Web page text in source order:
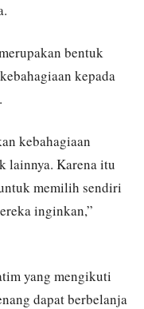
bentuk
kepada
kebahagiaan
lainnya. Karena itu
memilih sendiri
inginkan,”
yang mengikuti
dapat berbelanja